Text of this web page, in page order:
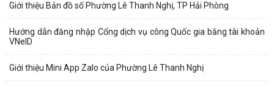
Giới thiệu Bản đồ số Phường Lê Thanh Nghị, TP Hải Phòng
Hướng dẫn đăng nhập Cổng dịch vụ công Quốc gia bằng tài khoản
VNeID
Giới thiệu Mini App Zalo của Phường Lê Thanh Nghị